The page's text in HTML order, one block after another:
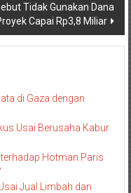
Tidak Gunakan Dana
Capai Rp3,8 Miliar
di Gaza dengan
Usai Berusaha Kabur
Hotman Paris
Jual Limbah dan